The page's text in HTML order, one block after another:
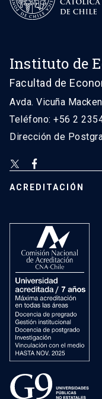
Instituto de
Facultad de
Avda. Vicuña
Teléfono: +56 2
Dirección de
ACREDITACIÓN